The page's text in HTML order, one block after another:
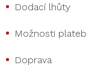
Dodací lhůty
Možnosti plateb
Doprava